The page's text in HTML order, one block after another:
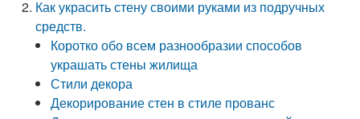
Как украсить стену своими руками из подручных
средств.
Коротко обо всем разнообразии способов
украшать стены жилища
Стили декора
Декорирование стен в стиле прованс